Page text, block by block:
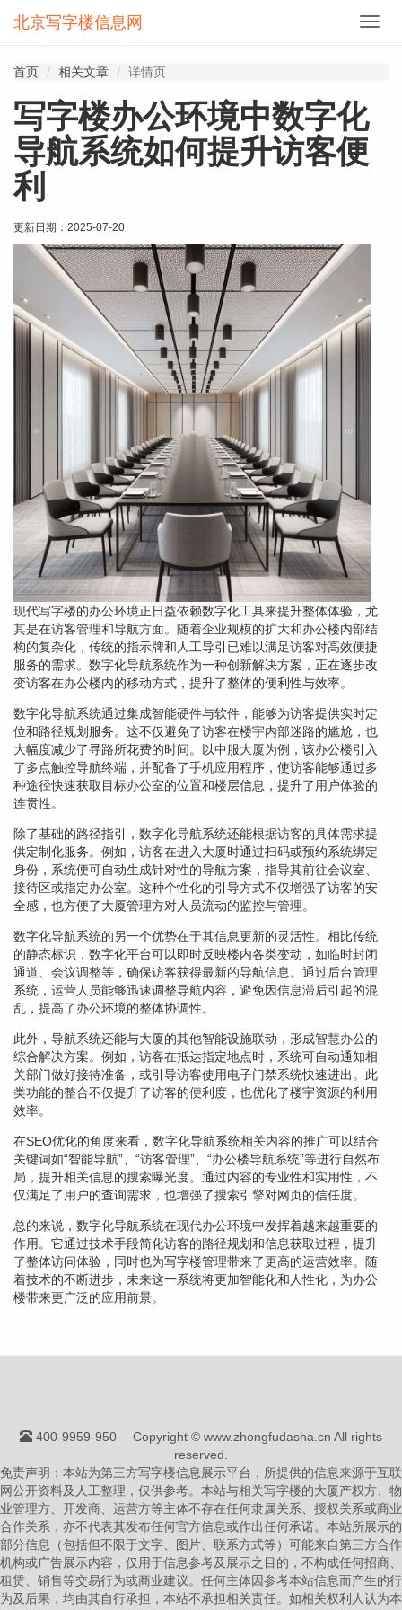
切
北京写字楼信息网
首页 相关文章 详情页
写字楼办公环境中数字化
导航系统如何提升访客便
利
更新日期： 2025-07-20
现代写字楼的办公环境正日益依赖数字化工具来提升整体体验，尤
其是在访客管理和导航方面。随着企业规模的扩大和办公楼内部结
构的复杂化，传统的指示牌和人工导引已难以满足访客对高效便捷
服务的需求。数字化导航系统作为一种创新解决方案，正在逐步改
变访客在办公楼内的移动方式，提升了整体的便利性与效率。
数字化导航系统通过集成智能硬件与软件，能够为访客提供实时定
位和路径规划服务。这不仅避免了访客在楼宇内部迷路的尴尬，也
大幅度减少了寻路所花费的时间。以中服大厦为例，该办公楼引入
了多点触控导航终端，并配备了手机应用程序，使访客能够通过多
种途径快速获取目标办公室的位置和楼层信息，提升了用户体验的
连贯性。
除了基础的路径指引，数字化导航系统还能根据访客的具体需求提
供定制化服务。例如，访客在进入大厦时通过扫码或预约系统绑定
身份，系统便可自动生成针对性的导航方案，指导其前往会议室、
接待区或指定办公室。这种个性化的引导方式不仅增强了访客的安
全感，也方便了大厦管理方对人员流动的监控与管理。
数字化导航系统的另一个优势在于其信息更新的灵活性。相比传统
的静态标识，数字化平台可以即时反映楼内各类变动，如临时封闭
通道、会议调整等，确保访客获得最新的导航信息。通过后台管理
系统，运营人员能够迅速调整导航内容，避免因信息滞后引起的混
乱，提高了办公环境的整体协调性。
此外，导航系统还能与大厦的其他智能设施联动，形成智慧办公的
综合解决方案。例如，访客在抵达指定地点时，系统可自动通知相
关部门做好接待准备，或引导访客使用电子门禁系统快速进出。此
类功能的整合不仅提升了访客的便利度，也优化了楼宇资源的利用
效率。
在SEO优化的角度来看，数字化导航系统相关内容的推广可以结合
关键词如“智能导航”、“访客管理”、“办公楼导航系统”等进行自然布
局，提升相关信息的搜索曝光度。通过内容的专业性和实用性，不
仅满足了用户的查询需求，也增强了搜索引擎对网页的信任度。
总的来说，数字化导航系统在现代办公环境中发挥着越来越重要的
作用。它通过技术手段简化访客的路径规划和信息获取过程，提升
了整体访问体验，同时也为写字楼管理带来了更高的运营效率。随
着技术的不断进步，未来这一系统将更加智能化和人性化，为办公
楼带来更广泛的应用前景。
400-9959-950
Copyright © www.zhongfudasha.cn All rights
reserved.
免责声明：本站为第三方写字楼信息展示平台，所提供的信息来源于互联
网公开资料及人工整理，仅供参考。本站与相关写字楼的大厦产权方、物
业管理方、开发商、运营方等主体不存在任何隶属关系、授权关系或商业
合作关系，亦不代表其发布任何官方信息或作出任何承诺。本站所展示的
部分信息（包括但不限于文字、图片、联系方式等）可能来自第三方合作
机构或广告展示内容，仅用于信息参考及展示之目的，不构成任何招商、
租赁、销售等交易行为或商业建议。任何主体因参考本站信息而产生的行
为及后果，均由其自行承担，本站不承担相关责任。如相关权利人认为本